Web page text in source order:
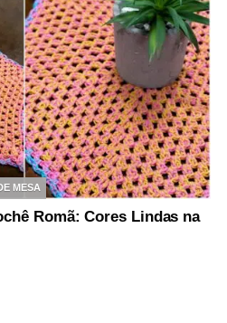
MESA
Romã: Cores Lindas na